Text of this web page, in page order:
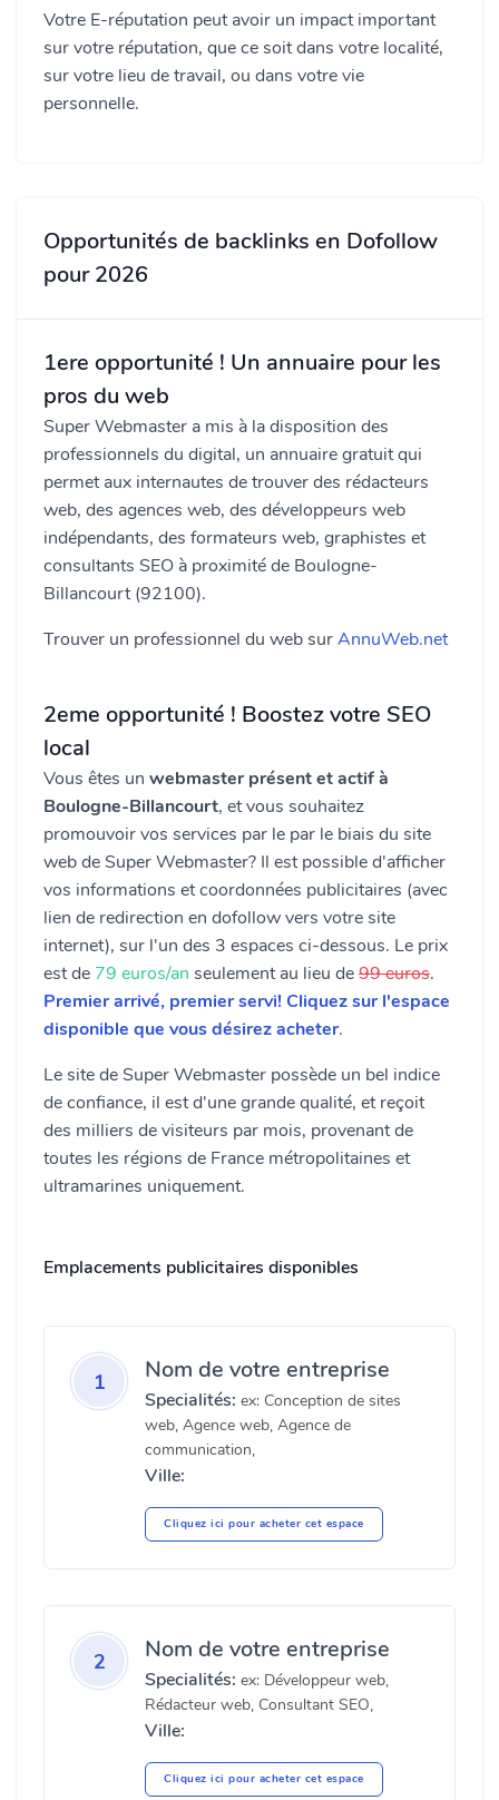
Votre E-réputation peut avoir un impact important
sur votre réputation, que ce soit dans votre localité,
sur votre lieu de travail, ou dans votre vie
personnelle.
Opportunités de backlinks en Dofollow
pour 2026
1ere opportunité ! Un annuaire pour les
pros du web
Super Webmaster a mis à la disposition des
professionnels du digital, un annuaire gratuit qui
permet aux internautes de trouver des rédacteurs
web, des agences web, des développeurs web
indépendants, des formateurs web, graphistes et
consultants SEO à proximité de Boulogne-
Billancourt (92100).
Trouver un professionnel du web surAnnuWeb.net
2eme opportunité ! Boostez votre SEO
local
Vous êtes un webmaster présent et actif à
Boulogne-Billancourt, et vous souhaitez
promouvoir vos services par le par le biais du site
web de Super Webmaster? Il est possible d'afficher
vos informations et coordonnées publicitaires (avec
lien de redirection en dofollow vers votre site
internet), sur l'un des 3 espaces ci-dessous. Le prix
est de 79 euros/an seulement au lieu de99 euros.
Premier arrivé, premier servi! Cliquez sur l'espace
disponible que vous désirez acheter.
Le site de Super Webmaster possède un bel indice
de confiance, il est d'une grande qualité, et reçoit
des milliers de visiteurs par mois, provenant de
toutes les régions de France métropolitaines et
ultramarines uniquement.
Emplacements publicitaires disponibles
1 Nom de votre entreprise
Specialités: ex: Conception de sites
web, Agence web, Agence de
communication,
Ville:
Cliquez ici pour acheter cet espace
2 Nom de votre entreprise
Specialités: ex: Développeur web,
Rédacteur web, Consultant SEO,
Ville:
Cliquez ici pour acheter cet espace